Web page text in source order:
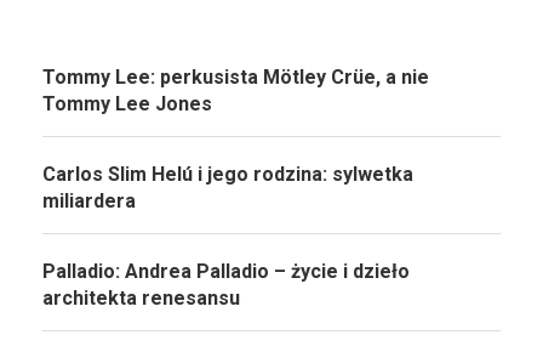
Tommy Lee: perkusista Mötley Crüe, a nie
Tommy Lee Jones
Carlos Slim Helú i jego rodzina: sylwetka
miliardera
Palladio: Andrea Palladio – życie i dzieło
architekta renesansu